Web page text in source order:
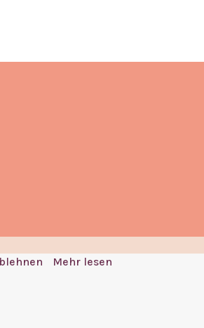
Mehr lesen